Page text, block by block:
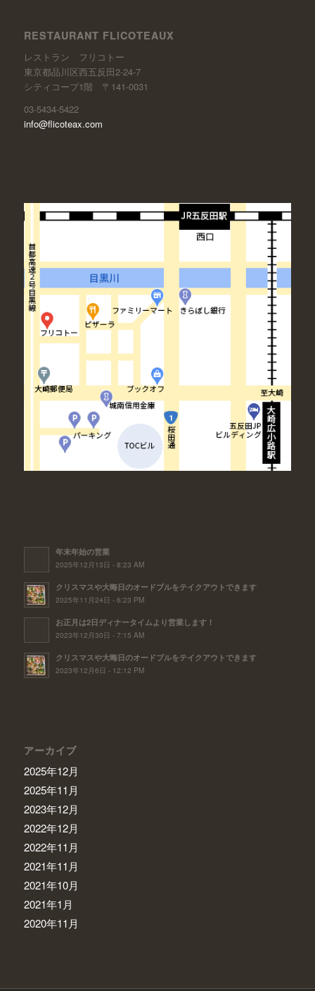
RESTAURANT FLICOTEAUX
レストラン フリコトー
東京都品川区西五反田2-24-7
シティコープ1階 〒141-0031
03-5434-5422
info@flicoteax.com
年末年始の営業
2025年12月13日 - 8:23 AM
クリスマスや大晦日のオードブルをテイクアウトできます
2025年11月24日 - 6:23 PM
お正月は2日ディナータイムより営業します！
2023年12月30日 - 7:15 AM
クリスマスや大晦日のオードブルをテイクアウトできます
2023年12月6日 - 12:12 PM
アーカイブ
2025年12月
2025年11月
2023年12月
2022年12月
2022年11月
2021年11月
2021年10月
2021年1月
2020年11月